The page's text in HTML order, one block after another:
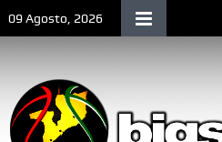
09 Agosto, 2026